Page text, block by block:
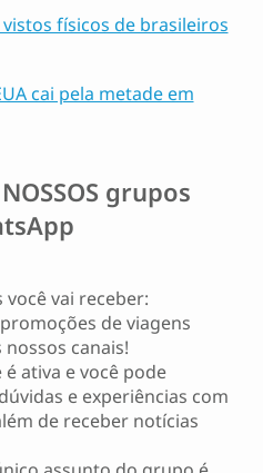
físicos de brasileiros
cai pela metade em
grupos
vai receber:
de viagens
canais!
ativa e você pode
e experiências com
de receber notícias